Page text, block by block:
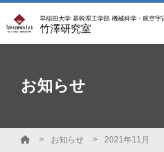
早稲田大学 基幹理工学部 機械科学・航空宇
竹澤研究室
お知らせ
お知らせ 2021年11月